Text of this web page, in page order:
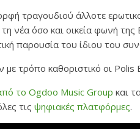
τραγουδιού άλλοτε
νέα όσο και οικεία φωνή
παρουσία του ίδιου του
με τρόπο καθοριστικό οι Polis
το Ogdoo Music Group και
τις ψηφιακές πλατφόρμες.